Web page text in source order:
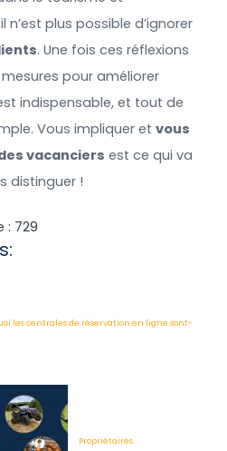
n’est plus possible d’ignorer
. Une fois ces réflexions
pour améliorer
indispensable, et tout de
Vous impliquer et vous
vacanciers est ce qui va
distinguer !
: 729
les centrales de réservation en ligne sont-
Propriétaires